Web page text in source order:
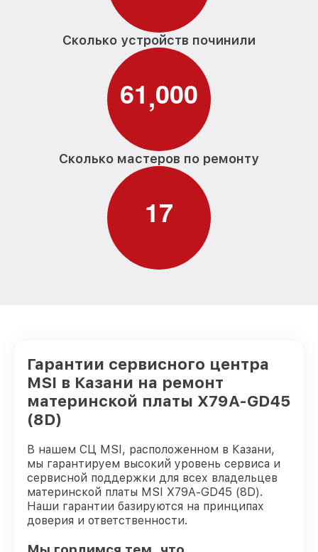
Сколько устройств починили
61,000
Сколько мастеров по ремонту
17
Гарантии сервисного центра
MSI в Казани на ремонт
материнской платы X79A-GD45
(8D)
В нашем СЦ MSI, расположенном в Казани,
мы гарантируем высокий уровень сервиса и
сервисной поддержки для всех владельцев
материнской платы MSI X79A-GD45 (8D).
Наши гарантии базируются на принципах
доверия и ответственности.